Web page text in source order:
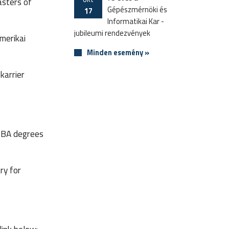
degrees
for
17
Gépészmérnöki és
Informatikai Kar -
jubileumi rendezvények
Minden esemény »